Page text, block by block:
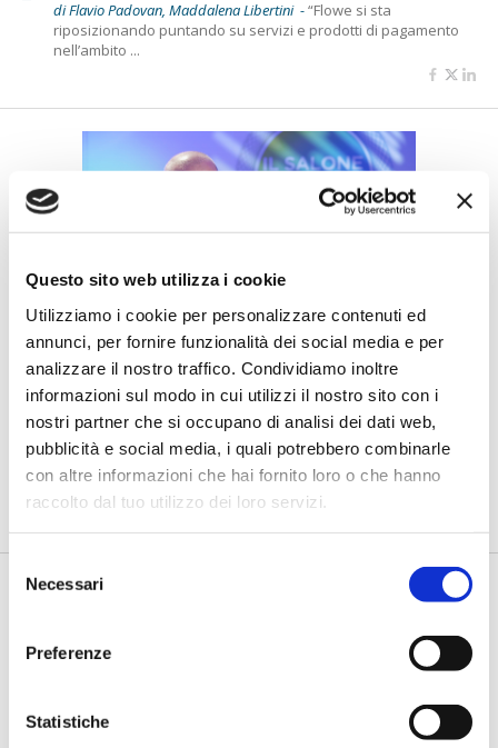
Questo sito web utilizza i cookie
Utilizziamo i cookie per personalizzare contenuti ed
annunci, per fornire funzionalità dei social media e per
analizzare il nostro traffico. Condividiamo inoltre
informazioni sul modo in cui utilizzi il nostro sito con i
nostri partner che si occupano di analisi dei dati web,
pubblicità e social media, i quali potrebbero combinarle
con altre informazioni che hai fornito loro o che hanno
raccolto dal tuo utilizzo dei loro servizi.
delNecessari
Preferenze
Statistiche
di Flavio Padovan, Maddalena Libertini -“Flowe si sta
riposizionando puntando su servizi e prodotti di pagamento
nell’ambito ...
IL SALONE DEI PAGAMENTI 2024
Aguggini (Intesa Sanpaolo): Da
laboratorio di AI a factory per la
banca
di Flavio Padovan, Maddalena Libertini -Al Salone Pagamenti
2024, Federico Aguggini, Head of AI Transformation - Data
Science...